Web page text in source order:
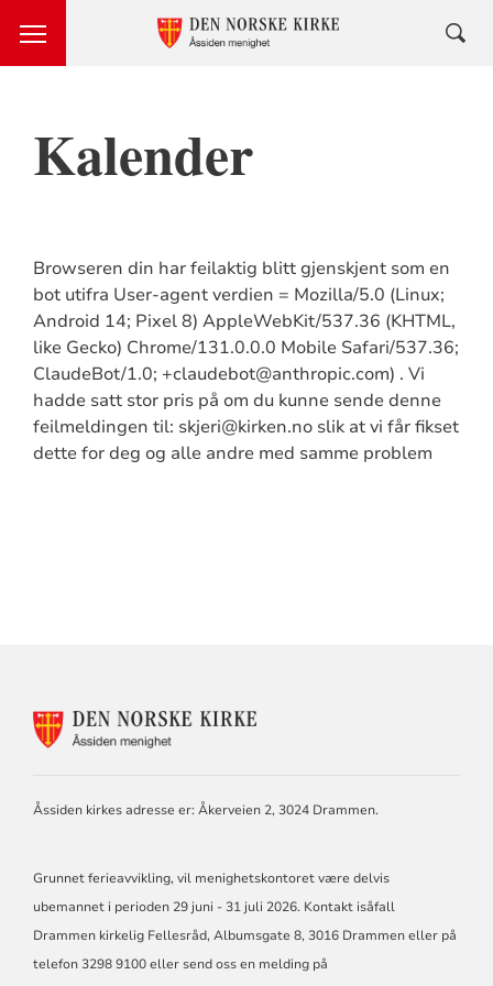
Kalender
Browseren din har feilaktig blitt gjenskjent som en
bot utifra User-agent verdien = Mozilla/5.0 (Linux;
Android 14; Pixel 8) AppleWebKit/537.36 (KHTML,
like Gecko) Chrome/131.0.0.0 Mobile Safari/537.36;
ClaudeBot/1.0; +claudebot@anthropic.com) . Vi
hadde satt stor pris på om du kunne sende denne
feilmeldingen til: skjeri@kirken.no slik at vi får fikset
dette for deg og alle andre med samme problem
Åssiden kirkes adresse er: Åkerveien 2, 3024 Drammen.
Grunnet ferieavvikling, vil menighetskontoret være delvis
ubemannet i perioden 29 juni - 31 juli 2026. Kontakt isåfall
Drammen kirkelig Fellesråd, Albumsgate 8, 3016 Drammen eller på
telefon 3298 9100 eller send oss en melding på